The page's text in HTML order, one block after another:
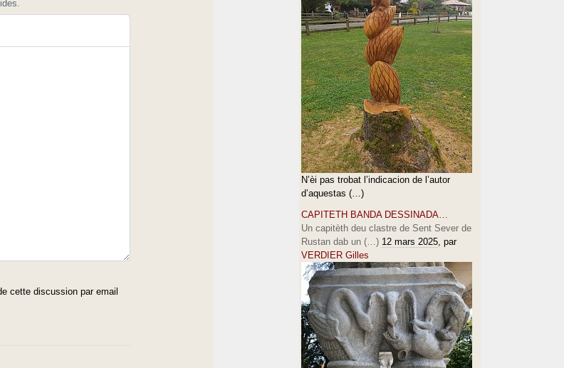
cette discussion par email
N’èi pas trobat l’indicacion de l’autor
d’aquestas (…)
CAPITETH BANDA DESSINADA…
Un capitèth deu clastre de Sent Sever de
Rustan dab un (…) 12 mars 2025, par
VERDIER Gilles